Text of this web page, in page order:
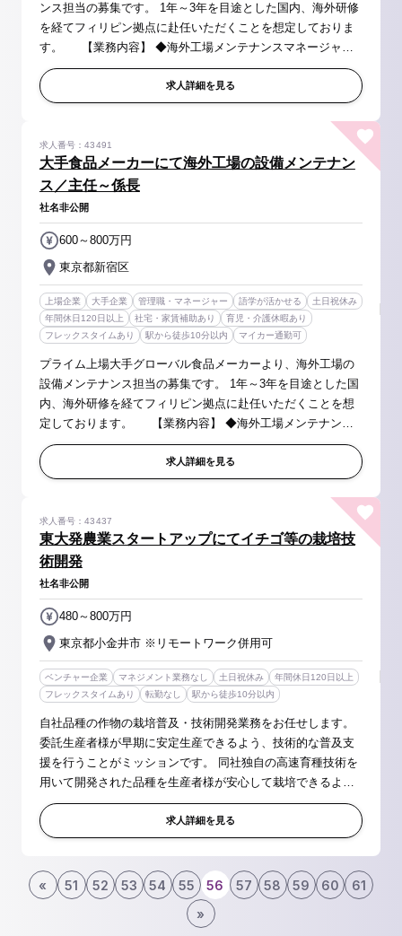
ンス担当の募集です。 1年～3年を目途とした国内、海外研修
を経てフィリピン拠点に赴任いただくことを想定しておりま
す。 【業務内容】 ◆海外工場メンテナンスマネージャー
として下記業務を担当 ・設備保全管理全般のマネジメント ・
トラブル時の対応、...
求人詳細を見る
大手食品メーカーにて海外工場の設備メンテナン
ス／主任～係長
求人番号：43491
社名非公開
東京都新宿区
600～800万円
上場企業 大手企業 管理職・マネージャー 語学が活かせる
土日祝休み
年間休日120日以上
社宅・家賃補助あり
育児・介護休暇あり
フレックスタイムあり
駅から徒歩10分以内 マイカー通勤可
プライム上場大手グローバル食品メーカーより、海外工場の
設備メンテナンス担当の募集です。 1年～3年を目途とした国
内、海外研修を経てフィリピン拠点に赴任いただくことを想
定しております。 【業務内容】 ◆海外工場メンテナンス
マネージャーとして下記業務を担当 ・設備保全管理全般のマ
ネジメント ・トラブ...
求人詳細を見る
東大発農業スタートアップにてイチゴ等の栽培技
術開発
求人番号：43437
社名非公開
東京都小金井市 ※リモートワーク併用可
480～800万円
ベンチャー企業 マネジメント業務なし 土日祝休み
年間休日120日以上
フレックスタイムあり
転勤なし 駅から徒歩10分以内
自社品種の作物の栽培普及・技術開発業務をお任せします。
委託生産者様が早期に安定生産できるよう、技術的な普及支
援を行うことがミッションです。 同社独自の高速育種技術を
用いて開発された品種を生産者様が安心して栽培できるよ
う、ブリーダーと協業しながら、生産現場の実情に即した栽
培方法を体系化いただきま...求人詳細を見る
« 51 52 53 54 55 56 57 58 59 60
61
»